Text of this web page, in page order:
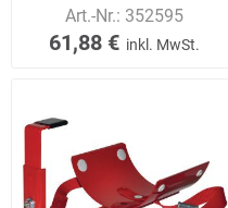
Art.-Nr.: 352595
61,88 € inkl. MwSt.